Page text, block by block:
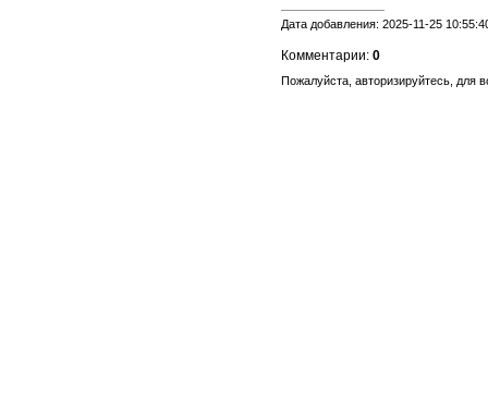
Дата добавления: 2025-11-25
Комментарии: 0
Пожалуйста, авторизируйтесь, для